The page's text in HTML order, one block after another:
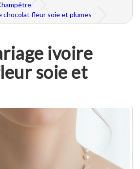
chocolat fleur soie et plumes
ivoire
soie et